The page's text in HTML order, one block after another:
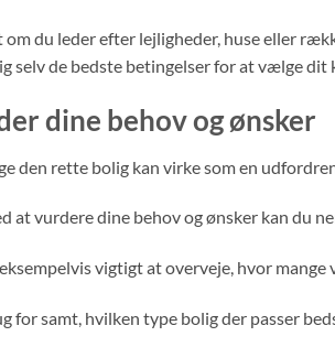
om du leder efter lejligheder, huse eller
selv de bedste betingelser for at vælge dit
dine behov og ønsker
den rette bolig kan virke som en
at vurdere dine behov og ønsker kan du
vigtigt at overveje, hvor mange
for samt, hvilken type bolig der passer